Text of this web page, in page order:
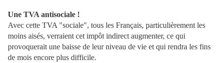
Une TVA antisociale !
Avec cette TVA "sociale", tous les Français, particulièrement les
moins aisés, verraient cet impôt indirect augmenter, ce qui
provoquerait une baisse de leur niveau de vie et qui rendra les fins
de mois encore plus difficile.